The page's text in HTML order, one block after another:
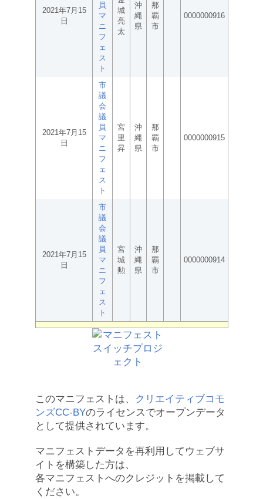
2021年7月15
日
員
マ
ニ
フ
ェ
ス
ト
城
亮
太
沖
縄
県
那
覇
市
0000000916
2021年7月15
日
市
議
会
議
員
マ
ニ
フ
ェ
ス
ト
宮
里
昇
沖
縄
県
那
覇
市
0000000915
2021年7月15
日
市
議
会
議
員
マ
ニ
フ
ェ
ス
ト
宮
城
勲
沖
縄
県
那
覇
市
0000000914
このマニフェストは、
クリエイティブコモ
ンズCC-BYのライセンスでオープンデータ
として提供されています。
マニフェストデータを再利用してウェブサ
イトを構築した方は、
各マニフェストへのクレジットを掲載して
ください。